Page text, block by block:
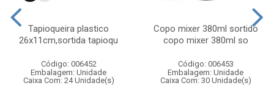
Tapioqueira plastico
26x11cm,sortida tapioqu
Código: 006452
Embalagem: Unidade
Caixa Com: 24 Unidade(s)
Copo mixer 380ml sortido
copo mixer 380ml so
Código: 006453
Embalagem: Unidade
Caixa Com: 30 Unidade(s)